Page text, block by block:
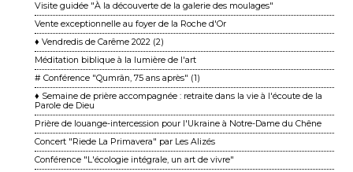
Visite guidée "À la découverte de la galerie des moulages"
Vente exceptionnelle au foyer de la Roche d'Or
♦ Vendredis de Carême 2022 (2)
Méditation biblique à la lumière de l'art
# Conférence "Qumrân, 75 ans après" (1)
♦ Semaine de prière accompagnée : retraite dans la vie à l'écoute de la
Parole de Dieu
Prière de louange-intercession pour l'Ukraine à Notre-Dame du Chêne
Concert "Riede La Primavera" par Les Alizés
Conférence "L'écologie intégrale, un art de vivre"